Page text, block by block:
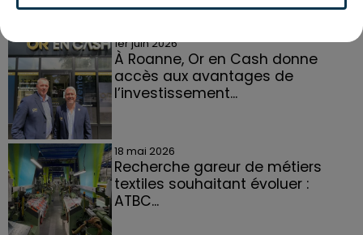
1er juin 2026
À Roanne, Or en Cash donne
accès aux avantages de
l’investissement...
18 mai 2026
Recherche gareur de métiers
textiles souhaitant évoluer :
ATBC...